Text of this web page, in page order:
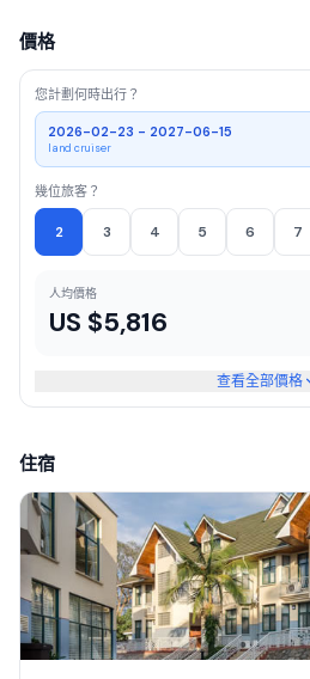
價格
您計劃何時出行？
2026-02-23 - 2027-06-15
land cruiser
幾位旅客？
2 3 4 5 6 7
人均價格
US $5,816
查看全部價格
住宿